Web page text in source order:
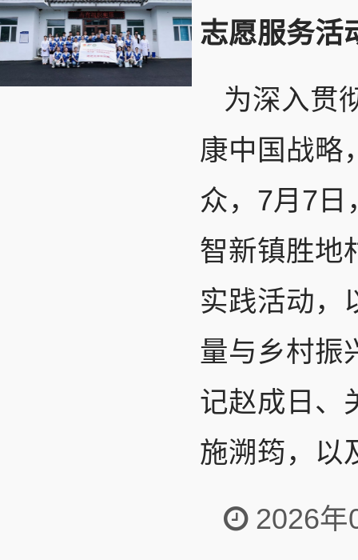
志愿服务活
为深入贯
康中国战略
众，7月7日
智新镇胜地
实践活动，
量与乡村振
记赵成日、
施溯筠，以
2026年